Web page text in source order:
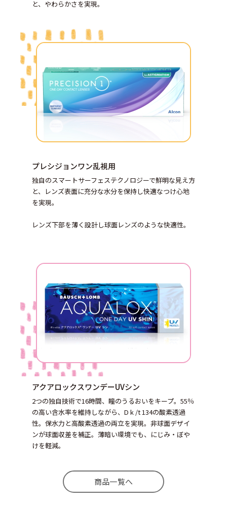
と、やわらかさを実現。
プレシジョンワン乱視用
独自のスマートサーフェステクノロジーで鮮明な見え方
と、レンズ表面に充分な水分を保持し快適なつけ心地
を実現。
レンズ下部を薄く設計し球面レンズのような快適性。
アクアロックスワンデーUVシン
2つの独自技術で16時間、瞳のうるおいをキープ。55％
の高い含水率を維持しながら、D k /t 134の酸素透過
性。保水力と高酸素透過の両立を実現。非球面デザイ
ンが球面収差を補正。薄暗い環境でも、にじみ・ぼや
けを軽減。
商品一覧へ